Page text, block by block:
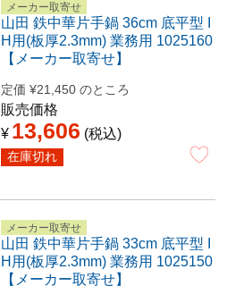
メーカー取寄せ
山田 鉄中華片手鍋 36cm 底平型 I
H用(板厚2.3mm) 業務用 1025160
【メーカー取寄せ】
定価 ¥21,450 のところ
販売価格
¥ 13,606 税込
在庫切れ
メーカー取寄せ
山田 鉄中華片手鍋 33cm 底平型 I
H用(板厚2.3mm) 業務用 1025150
【メーカー取寄せ】